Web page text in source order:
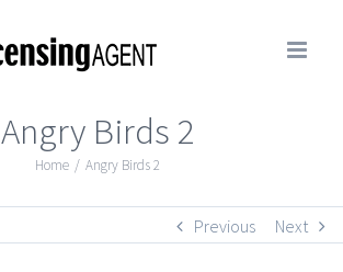
Angry Birds 2
Home / Angry Birds 2
Previous Next